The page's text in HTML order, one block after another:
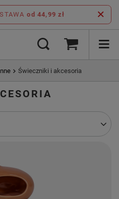
od 44,99 zł
Świeczniki i akcesoria